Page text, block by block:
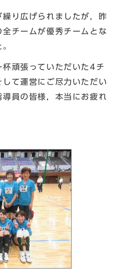
り広げられましたが，昨
チームが優秀チームとな
頑張っていただいた4チ
て運営にご尽力いただい
員の皆様，本当にお疲れ